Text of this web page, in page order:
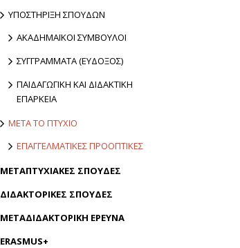
ΥΠΟΣΤΗΡΙΞΗ ΣΠΟΥΔΩΝ
ΑΚΑΔΗΜΑΪΚΟΙ ΣΥΜΒΟΥΛΟΙ
ΣΥΓΓΡΑΜΜΑΤΑ (ΕΥΔΟΞΟΣ)
ΠΑΙΔΑΓΩΓΙΚΗ ΚΑΙ ΔΙΔΑΚΤΙΚΗ
ΕΠΑΡΚΕΙΑ
ΜΕΤΑ ΤΟ ΠΤΥΧΙΟ
ΕΠΑΓΓΕΛΜΑΤΙΚΕΣ ΠΡΟΟΠΤΙΚΕΣ
ΜΕΤΑΠΤΥΧΙΑΚΕΣ ΣΠΟΥΔΕΣ
ΔΙΔΑΚΤΟΡΙΚΕΣ ΣΠΟΥΔΕΣ
ΜΕΤΑΔΙΔΑΚΤΟΡΙΚΗ ΕΡΕΥΝΑ
ERASMUS+